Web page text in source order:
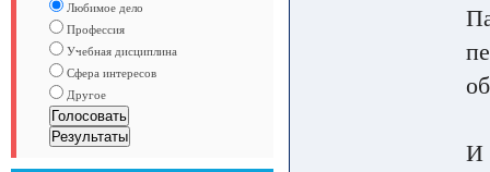
Любимое дело
Профессия
Учебная дисциплина
Сфера интересов
Другое
И